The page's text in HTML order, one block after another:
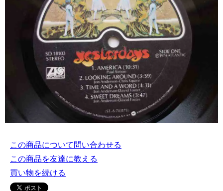
この商品について問い合わせる
この商品を友達に教える
買い物を続ける